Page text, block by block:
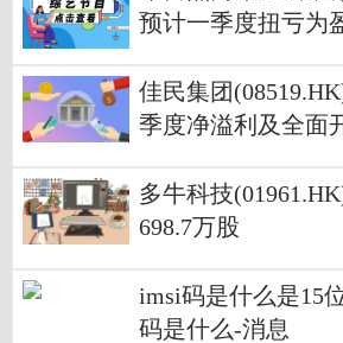
预计一季度扭亏为
佳民集团
季度净溢利及全面
多牛科技
698.7万股
imsi码是什么是15
码是什么-消息